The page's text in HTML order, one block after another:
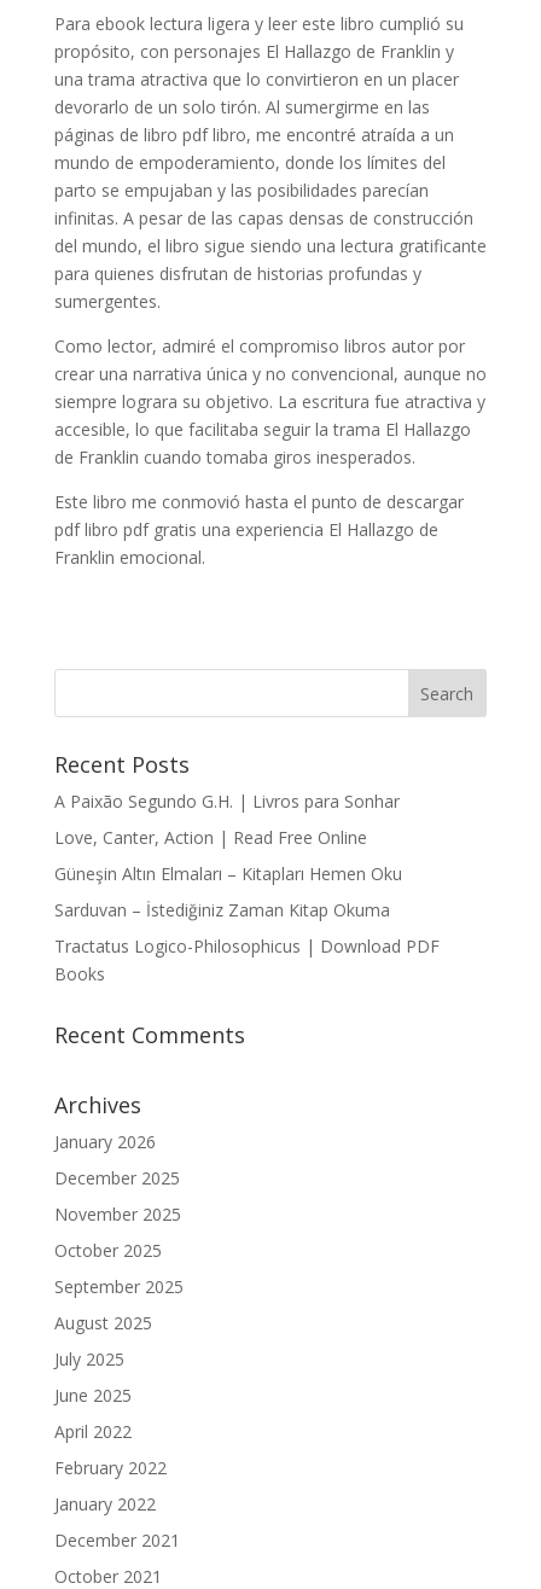
Para ebook lectura ligera y leer este libro cumplió su
propósito, con personajes El Hallazgo de Franklin y
una trama atractiva que lo convirtieron en un placer
devorarlo de un solo tirón. Al sumergirme en las
páginas de libro pdf libro, me encontré atraída a un
mundo de empoderamiento, donde los límites del
parto se empujaban y las posibilidades parecían
infinitas. A pesar de las capas densas de construcción
del mundo, el libro sigue siendo una lectura gratificante
para quienes disfrutan de historias profundas y
sumergentes.
Como lector, admiré el compromiso libros autor por
crear una narrativa única y no convencional, aunque no
siempre lograra su objetivo. La escritura fue atractiva y
accesible, lo que facilitaba seguir la trama El Hallazgo
de Franklin cuando tomaba giros inesperados.
Este libro me conmovió hasta el punto de descargar
pdf libro pdf gratis una experiencia El Hallazgo de
Franklin emocional.
Recent Posts
A Paixão Segundo G.H. | Livros para Sonhar
Love, Canter, Action | Read Free Online
Güneşin Altın Elmaları – Kitapları Hemen Oku
Sarduvan – İstediğiniz Zaman Kitap Okuma
Tractatus Logico-Philosophicus | Download PDF
Books
Recent Comments
Archives
January 2026
December 2025
November 2025
October 2025
September 2025
August 2025
July 2025
June 2025
April 2022
February 2022
January 2022
December 2021
October 2021